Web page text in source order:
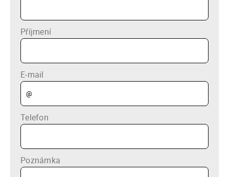
Příjmení
E-mail
Telefon
Poznámka